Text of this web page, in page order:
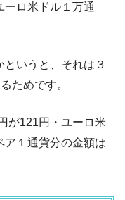
ーロ米ドル１万通
いうと、それは３
ためです。
が121円・ユーロ米
ア１通貨分の金額は